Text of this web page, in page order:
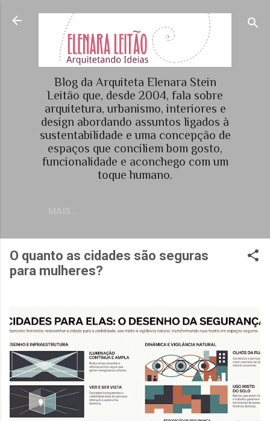
Pular para o conteúdo principal
Blog da Arquiteta Elenara Stein
Leitão que, desde 2004, fala sobre
arquitetura, urbanismo, interiores e
design abordando assuntos ligados à
sustentabilidade e uma concepção de
espaços que conciliem bom gosto,
funcionalidade e aconchego com um
toque humano.
O quanto as cidades são seguras
para mulheres?